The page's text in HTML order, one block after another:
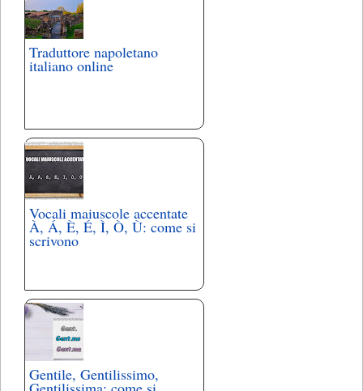
Traduttore napoletano
italiano online
Vocali maiuscole accentate
À, Á, È, É, Ì, Ò, Ù: come si
scrivono
Gentile, Gentilissimo,